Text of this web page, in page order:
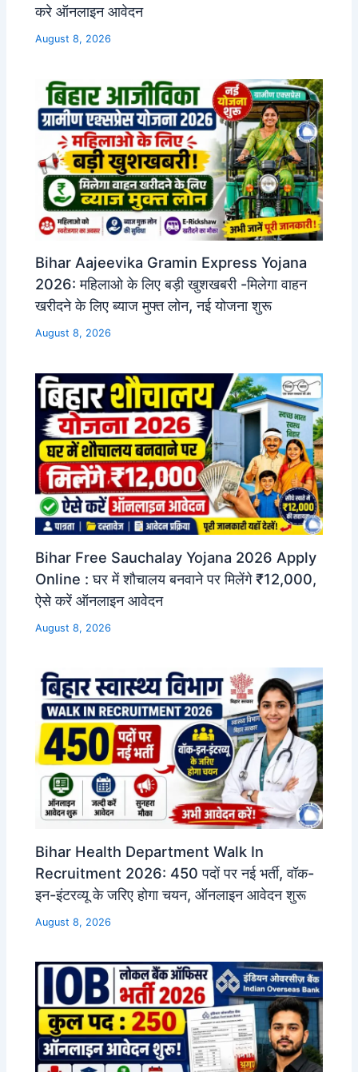
करे ऑनलाइन आवेदन
August 8, 2026
Bihar Aajeevika Gramin Express Yojana
2026: महिलाओ के लिए बड़ी खुशखबरी -मिलेगा वाहन
खरीदने के लिए ब्याज मुफ्त लोन, नई योजना शुरू
August 8, 2026
Bihar Free Sauchalay Yojana 2026 Apply
Online : घर में शौचालय बनवाने पर मिलेंगे ₹12,000,
ऐसे करें ऑनलाइन आवेदन
August 8, 2026
Bihar Health Department Walk In
Recruitment 2026: 450 पदों पर नई भर्ती, वॉक-
इन-इंटरव्यू के जरिए होगा चयन, ऑनलाइन आवेदन शुरू
August 8, 2026